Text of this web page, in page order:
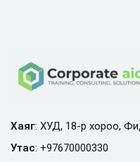
Хаяг: ХУД, 18-р хороо,
Утас: +97670000330